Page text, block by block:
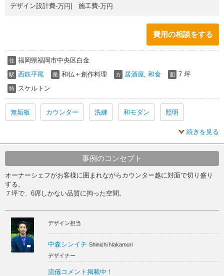
デザイン設計費-万円 施工費-万円
費用の相談をする
住 福岡県福岡市中央区白金
駅 西鉄平尾 業 和仏＋創作料理 カ 居酒屋 和食 面 7 坪
特 スケルトン
無垢板 カウンター 洗練 和モダン 照明
洗練 内装
照明 内装 高級な 内装
無垢板 スケルトン カウンター スケルトン
高級な スケルトン
続きを見る
事例のコンセプト
オーナーシェフがお客様に囲まれながらカウンター越に対面で切り盛り
する。
７坪で、6席しかない品質に拘った空間。
デザイン担当
中森シンイチ Shinichi Nakamori
デザイナー
流儀コメント掲載中！